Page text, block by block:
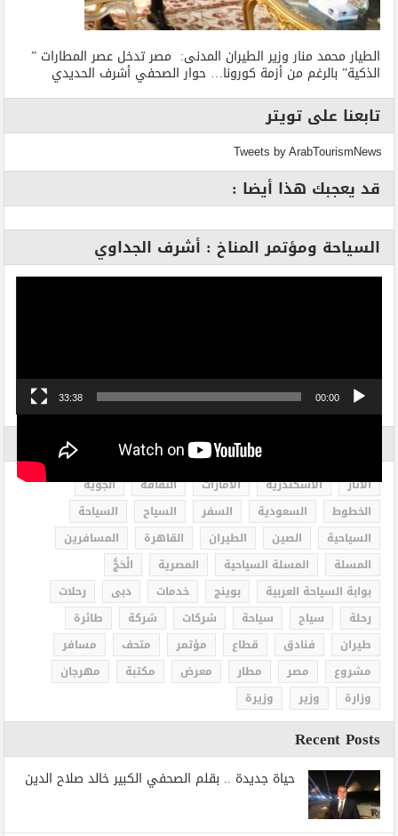
الطيار محمد منار وزير الطيران المدنى: مصر تدخل عصر المطارات ”
الذكية” بالرغم من أزمة كورونا… حوار الصحفي أشرف الحديدي
تابعنا على تويتر
Tweets by ArabTourismNews
قد يعجبك هذا أيضا :
السياحة ومؤتمر المناخ : أشرف الجداوي
00:00
33:38
الاثار الاسكندرية الامارات الثقافة
الجوية
الخطوط
السعودية السفر السياح
السياحة
السياحية
الصين الطيران القاهرة
المسافرين
المسلة
المسلة السياحية المصرية
الْحَجُّ
بوابة السياحة العربية
بوينج خدمات دبى
رحلات
رحلة
سياح سياحة شركات شركة
طائرة
طيران
فنادق قطاع مؤتمر متحف
مسافر
مشروع
مصر مطار معرض مكتبة
مهرجان
وزارة
وزير وزيرة
Recent Posts
حياة جديدة .. بقلم الصحفي الكبير خالد صلاح الدين